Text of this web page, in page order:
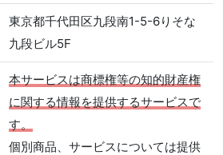
東京都千代田区九段南1-5-6りそな
九段ビル5F
本サービスは商標権等の知的財産権
に関する情報を提供するサービスで
す。
個別商品、サービスについては提供